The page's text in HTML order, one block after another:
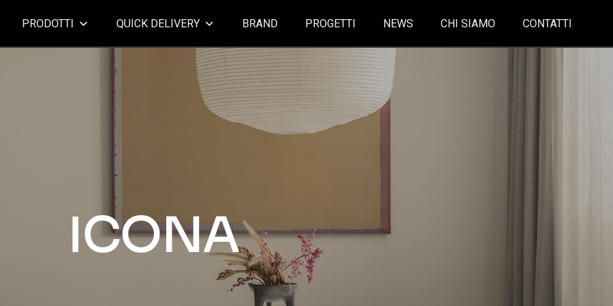
PRODOTTI QUICK DELIVERY BRAND PROGETTI NEWS CHI SIAMO CONTATTI
ICONA